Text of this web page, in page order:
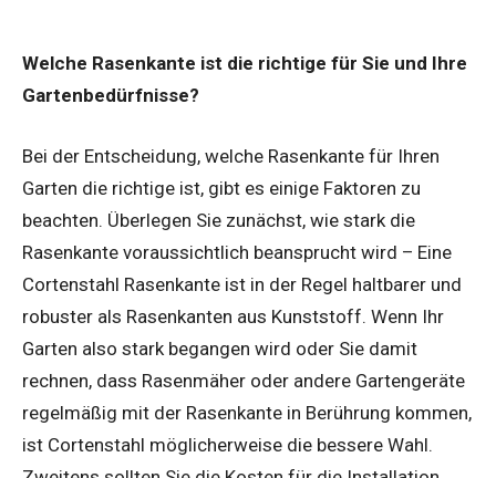
Welche Rasenkante ist die richtige für Sie und Ihre
Gartenbedürfnisse?
Bei der Entscheidung, welche Rasenkante für Ihren
Garten die richtige ist, gibt es einige Faktoren zu
beachten. Überlegen Sie zunächst, wie stark die
Rasenkante voraussichtlich beansprucht wird – Eine
Cortenstahl Rasenkante ist in der Regel haltbarer und
robuster als Rasenkanten aus Kunststoff. Wenn Ihr
Garten also stark begangen wird oder Sie damit
rechnen, dass Rasenmäher oder andere Gartengeräte
regelmäßig mit der Rasenkante in Berührung kommen,
ist Cortenstahl möglicherweise die bessere Wahl.